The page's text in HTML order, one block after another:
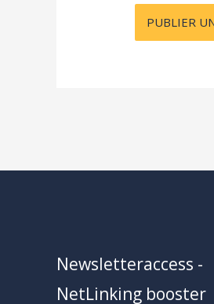
Newsletteraccess -
NetLinking booster